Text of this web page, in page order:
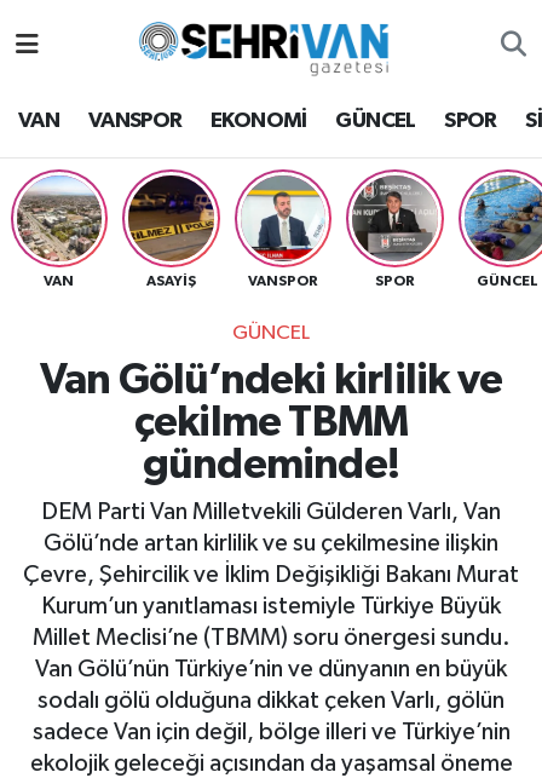
VAN VANSPOR EKONOMİ GÜNCEL SPOR
VAN ASAYİŞ VANSPOR SPOR GÜNCEL
GÜNCEL
Van Gölü’ndeki kirlilik ve
çekilme TBMM
gündeminde!
DEM Parti Van Milletvekili Gülderen Varlı, Van
Gölü’nde artan kirlilik ve su çekilmesine ilişkin
Çevre, Şehircilik ve İklim Değişikliği Bakanı Murat
Kurum’un yanıtlaması istemiyle Türkiye Büyük
Millet Meclisi’ne (TBMM) soru önergesi sundu.
Van Gölü’nün Türkiye’nin ve dünyanın en büyük
sodalı gölü olduğuna dikkat çeken Varlı, gölün
sadece Van için değil, bölge illeri ve Türkiye’nin
ekolojik geleceği açısından da yaşamsal öneme
Van Hava Durumu
VAN Namaz Vakitleri
Van Trafik Yoğunluk Haritası
Süper Lig Puan Durumu ve Fikstür
Tüm Manşetler
Son Dakika Haberleri
Haber Arşivi